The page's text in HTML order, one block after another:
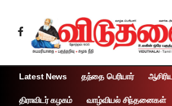
Latest News தந்தை பெரியார்
திராவிடர் கழகம் வாழ்வியல் சிந்தனைகள்